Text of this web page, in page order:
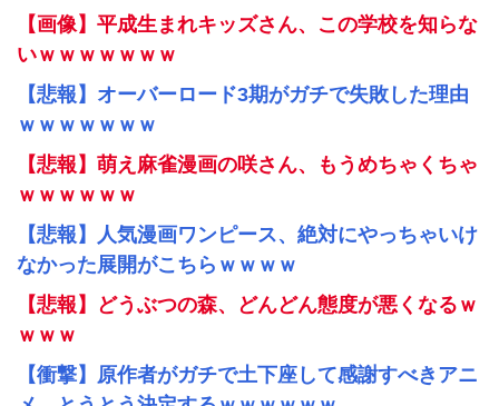
【画像】平成生まれキッズさん、この学校を知らな
いｗｗｗｗｗｗｗ
【悲報】オーバーロード3期がガチで失敗した理由
ｗｗｗｗｗｗｗ
【悲報】萌え麻雀漫画の咲さん、もうめちゃくちゃ
ｗｗｗｗｗｗ
【悲報】人気漫画ワンピース、絶対にやっちゃいけ
なかった展開がこちらｗｗｗｗ
【悲報】どうぶつの森、どんどん態度が悪くなるｗ
ｗｗｗ
【衝撃】原作者がガチで土下座して感謝すべきアニ